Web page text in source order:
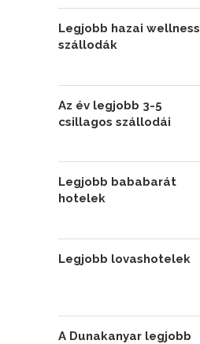
Legjobb hazai wellness
szállodák
Az év legjobb 3-5
csillagos szállodái
Legjobb bababarát
hotelek
Legjobb lovashotelek
A Dunakanyar legjobb